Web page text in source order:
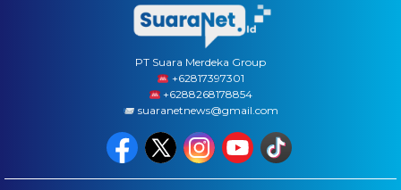
PT Suara Merdeka Group
‪+62817397301
+6288268178854
suaranetnews@gmail.com